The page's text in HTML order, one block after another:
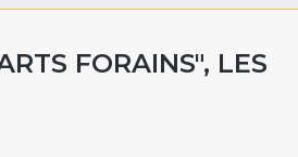
FORAINS", LES